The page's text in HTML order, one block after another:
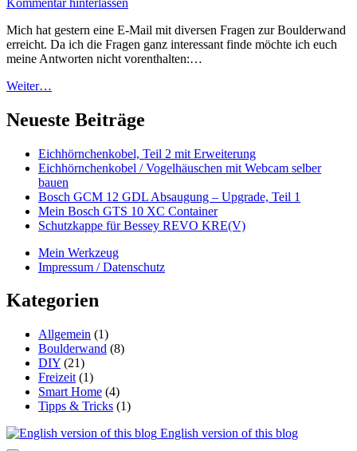
Mich hat gestern eine E-Mail mit diversen Fragen zur Boulderwand
erreicht. Da ich die Fragen ganz interessant finde möchte ich euch
meine Antworten nicht vorenthalten:…
Weiter…
über
Fragen
Seitenleiste
Neueste Beiträge
Eichhörnchenkobel, Teil 2 mit Erweiterung
Eichhörnchenkobel / Vogelhäuschen mit Webcam selber
bauen
Bosch GCM 12 GDL Absaugung – Upgrade, Teil 1
Mein Bosch GTS 10 XC Container
Schutzkappe für Bessey REVO KRE(V)
Mein Werkzeug
Impressum / Datenschutz
Kategorien
Allgemein (1)
Boulderwand (8)
DIY (21)
Freizeit (1)
Smart Home (4)
Tipps & Tricks (1)
English version of this blog